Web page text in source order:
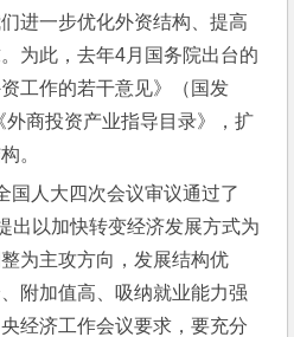
进一步优化外资结构、提高
为此，去年4月国务院出台的
工作的若干意见》（国发
外商投资产业指导目录》，扩
。
人大四次会议审议通过了
出以加快转变经济发展方式为
为主攻方向，发展结构优
附加值高、吸纳就业能力强
经济工作会议要求，要充分